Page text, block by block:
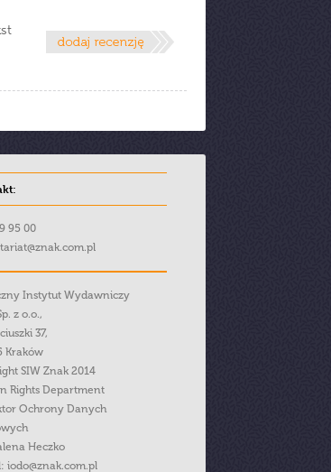
95 00
Instytut Wydawniczy
z o.o.,
37,
Kraków
SIW Znak 2014
Rights Department
Ochrony Danych
Heczko
iodo@znak.com.pl